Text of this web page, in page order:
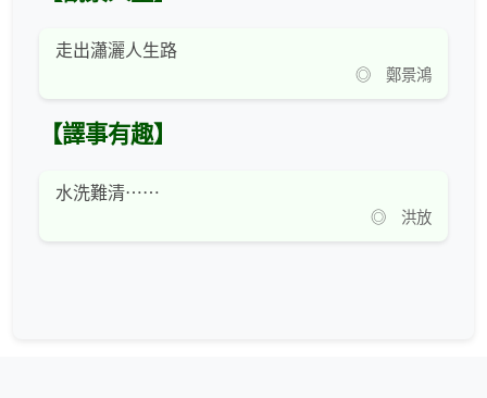
走出瀟灑人生路
◎ 鄭景鴻
【譯事有趣】
水洗難清⋯⋯
◎ 洪放